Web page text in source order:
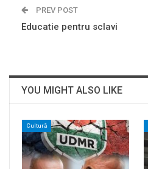
PREV POST
Educatie pentru sclavi
YOU MIGHT ALSO LIKE
Cultură